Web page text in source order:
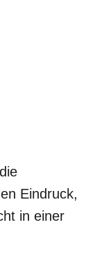
Eindruck,
in einer